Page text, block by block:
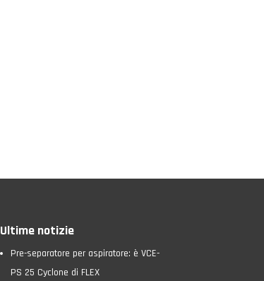
Ultime notizie
Pre-separatore per aspiratore: è VCE-
PS 25 Cyclone di FLEX